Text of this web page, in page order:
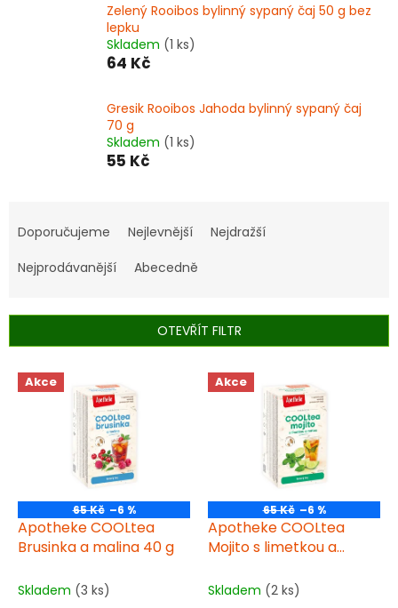
Zelený Rooibos bylinný sypaný čaj 50 g bez
lepku
Skladem (1 ks)
64 Kč
Gresik Rooibos Jahoda bylinný sypaný čaj
70 g
Skladem (1 ks)
55 Kč
a
e
r
o
d
Doporučujeme Nejlevnější
Nejdražší
Nejprodávanější
Abecedně
OTEVŘÍT FILTR
V
o
d
Akce
65 Kč –6 %
Apotheke COOLtea
Brusinka a malina 40 g
Skladem (3 ks)
Akce
65 Kč –6 %
Apotheke COOLtea
Mojito s limetkou a
Skladem (2 ks)